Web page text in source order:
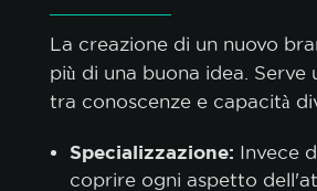
La creazione di un nuovo
più di una buona idea. Serve
tra conoscenze e capacità
Specializzazione: Invece
coprire ogni aspetto